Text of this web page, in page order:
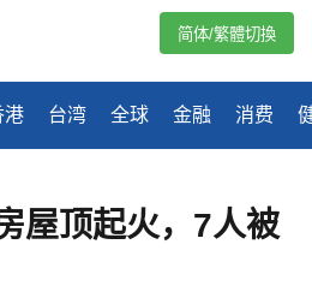
港 台湾 全球 金融 消费
简体/繁體切換
屋顶起火，7人被